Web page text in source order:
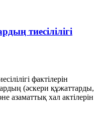
тиесілілігі
фактілерін
(әскери құжаттарды,
азаматтық хал актілерін